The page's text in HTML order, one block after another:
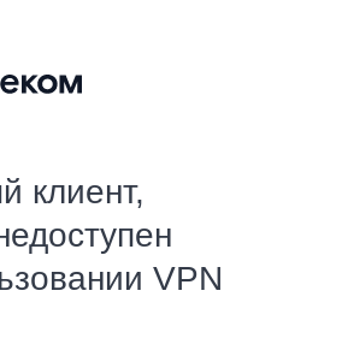
клиент,
VPN